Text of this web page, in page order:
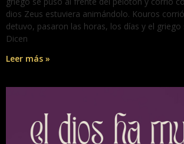
dios Zeus estuviera animándolo. Kouros
detuvo, pasaron las horas, los días y el griego
Dicen
Leer más »